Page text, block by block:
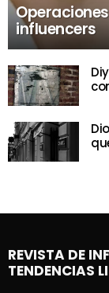
influencers
REVISTA DE
TENDENCIAS